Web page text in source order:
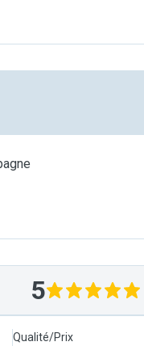
5
Qualité/Prix